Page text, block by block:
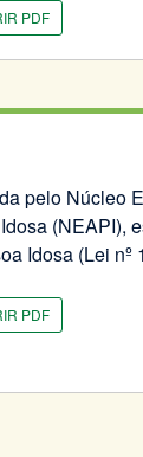
PDF
pelo Núcleo
(NEAPI),
Idosa (Lei nº
PDF